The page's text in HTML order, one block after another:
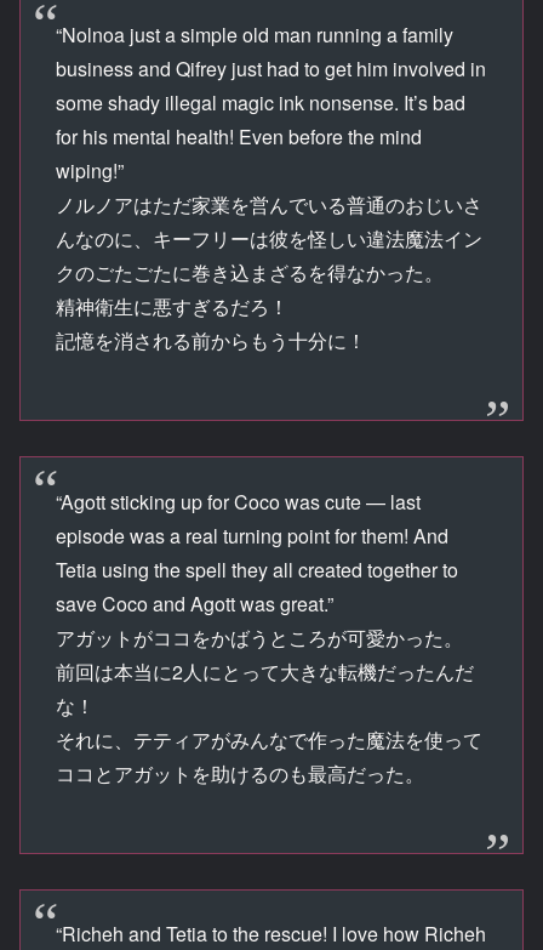
“Nolnoa just a simple old man running a family
business and Qifrey just had to get him involved in
some shady illegal magic ink nonsense. It’s bad
for his mental health! Even before the mind
wiping!”
ノルノアはただ家業を営んでいる普通のおじいさ
んなのに、キーフリーは彼を怪しい違法魔法イン
クのごたごたに巻き込まざるを得なかった。
精神衛生に悪すぎるだろ！
記憶を消される前からもう十分に！
“Agott sticking up for Coco was cute — last
episode was a real turning point for them! And
Tetia using the spell they all created together to
save Coco and Agott was great.”
アガットがココをかばうところが可愛かった。
前回は本当に2人にとって大きな転機だったんだ
な！
それに、テティアがみんなで作った魔法を使って
ココとアガットを助けるのも最高だった。
“Richeh and Tetia to the rescue! I love how Richeh